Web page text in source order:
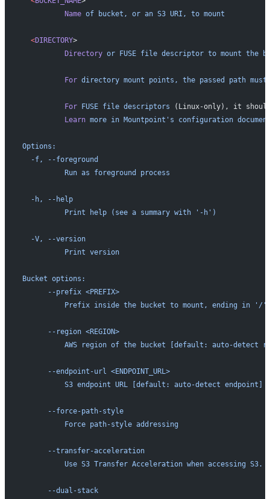
          Name
of bucket, or an S3 URI, to mount
  <
DIRECTORY>
          Directory
or FUSE file descriptor to mount the
          For
directory mount points, the passed path must
          For
FUSE file descriptors (Linux-only), it
          Learn
more in Mountpoint's configuration
Options:
  -f, --foreground
          Run as foreground process
  -h, --help
          Print help (see a summary with '-h')
  -V, --version
          Print version
Bucket options:
      --prefix <PREFIX>
Prefix inside the bucket to mount, ending in '/
      --region <REGION>
AWS region of the bucket [default: auto-detect
      --endpoint-url <ENDPOINT_URL>
          S3 endpoint URL [default: auto-detect endpoint]
      --force-path-style
          Force path-style addressing
      --transfer-acceleration
Use S3 Transfer Acceleration when accessing S3.
      --dual-stack